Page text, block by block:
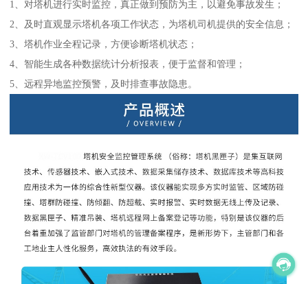
1、对塔机进行实时监控，真正做到预防为主，以避免事故发生；
2、及时直观显示塔机各项工作状态，为塔机司机提供的安全信息；
3、塔机作业全程记录，方便诊断塔机状态；
4、智能生成各种数据统计分析报表，便于监督和管理；
5、远程异地监控预警，及时排查事故隐患。